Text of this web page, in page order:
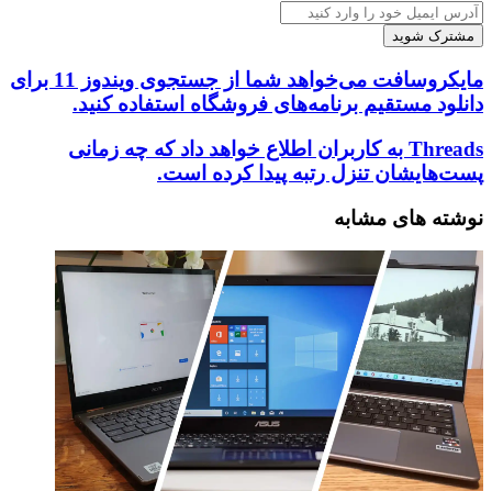
آدرس
ایمیل
خود
وارد
کنید
مایکروسافت
می‌خواهد
شما
از
جستجوی
ویندوز
برای
مستقیم
برنامه‌های
فروشگاه
استفاده
کنید.
مایکروسافت می‌خواهد شما از جستجوی ویندوز 11 برای
دانلود مستقیم برنامه‌های فروشگاه استفاده کنید.
Threads
کاربران
اطلاع
خواهد
داد
که
چه
زمانی
پست‌هایشان
تنزل
رتبه
پیدا
کرده
است.
Threads به کاربران اطلاع خواهد داد که چه زمانی
پست‌هایشان تنزل رتبه پیدا کرده است.
نوشته های مشابه